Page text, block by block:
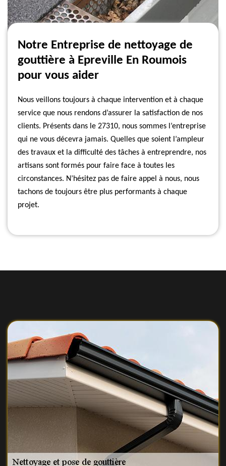
Notre Entreprise de nettoyage de
gouttière à Epreville En Roumois
pour vous aider
Nous veillons toujours à chaque intervention et à chaque
service que nous rendons d’assurer la satisfaction de nos
clients. Présents dans le 27310, nous sommes l’entreprise
qui ne vous décevra jamais. Quelles que soient l’ampleur
des travaux et la difficulté des tâches à entreprendre, nos
artisans sont formés pour faire face à toutes les
circonstances. N’hésitez pas de faire appel à nous, nous
tachons de toujours être plus performants à chaque
projet.